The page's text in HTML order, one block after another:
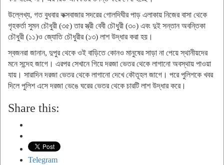
উল্লেখ্য, গত বুধবার কক্সবাজার সদরের গোলদিঘীর পাড় এলাকায় নিজের বাসা থেকে
গৃহকর্তা সুমন চৌধুরী (৩৫) তার স্ত্রী বেবী চৌধুরী (৩০) এবং দুই সন্তান অবন্তিকা
চৌধুরী (১১)ও জ্যোতি চৌধুরীর (১৩) লাশ উদ্ধার করা হয়।
স্বজনরা জানান, দুপুর থেকে ওই বাড়িতে কোনও মানুষের সাড়া না পেয়ে স্থানীয়দের
মনে সন্দেহ জাগে। এরপর সেখানে গিয়ে দরজা ভেতর থেকে লাগানো অবস্থায় পাওয়া
যায়। সারাদিন দরজা ভেতর থেকে লাগানো দেখে কৌতূহল জাগে। পরে পুলিশকে খবর
দিলে পুলিশ এসে দরজা ভেঙে ঘরের ভেতর থেকে চারটি লাশ উদ্ধার করে।
Share this:
Telegram